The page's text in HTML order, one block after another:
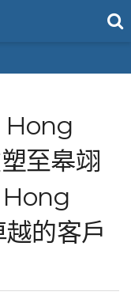
Hong
至皋翊
的客戶